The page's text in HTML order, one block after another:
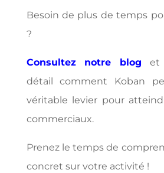
Besoin de plus de temps
?
Consultez notre blog et
détail comment Koban
véritable levier pour
commerciaux.
Prenez le temps de
concret sur votre activité !